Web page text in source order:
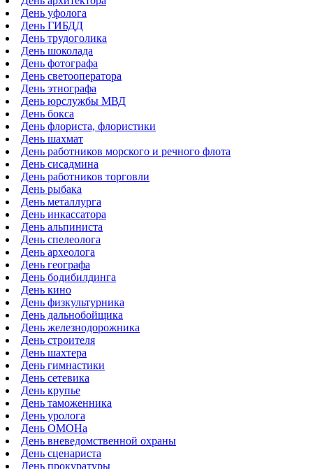
День уфолога
День ГИБДД
День трудоголика
День шоколада
День фотографа
День светооператора
День этнографа
День юрслужбы МВД
День бокса
День флориста, флористики
День шахмат
День работников морского и речного флота
День сисадмина
День работников торговли
День рыбака
День металлурга
День инкассатора
День альпиниста
День спелеолога
День археолога
День географа
День бодибилдинга
День кино
День физкультурника
День дальнобойщика
День железнодорожника
День строителя
День шахтера
День гимнастики
День сетевика
День крупье
День таможенника
День уролога
День ОМОНа
День вневедомственной охраны
День сценариста
День прокуратуры